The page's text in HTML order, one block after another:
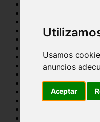
Usamos
anuncios
Aceptar
cocina casera
espana
huevos
pescado